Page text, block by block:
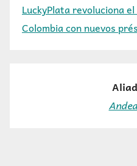
LuckyPlata revoluciona
Colombia con nuevos